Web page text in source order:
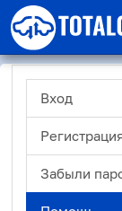
Вход
Забыли